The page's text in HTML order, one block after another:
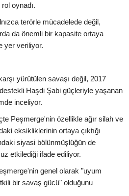
oynadı.
terörle mücadelede değil,
da önemli bir kapasite ortaya
yer veriliyor.
yürütülen savaşı değil, 2017
Haşdi Şabi güçleriyle yaşanan
inceliyor.
Peşmerge'nin özellikle ağır silah ve
eksikliklerinin ortaya çıktığı
siyasi bölünmüşlüğün de
etkilediği ifade ediliyor.
genel olarak "uyum
bir savaş gücü" olduğunu